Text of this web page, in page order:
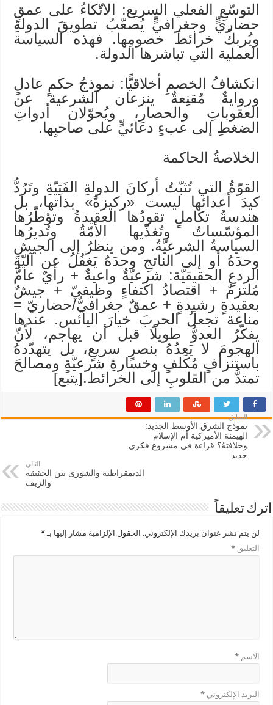
التوسّعِ الفعلي السريع: الاتّكاءُ على عمقٍ
حضاريٍّ وجغرافيٍّ يُصعّبُ تطويقَ الدولةِ
ويُربكُ خرائطَ خصومِها. فهذه السياسة
العملية التي تباشرها الدولة.
انكشافُ الخصمِ أخلاقيًّا: نموذجُ حكمٍ عادلٍ
وروايةٌ مُقنِعةٌ ينزعان الشرعية عن
العقوباتِ والحصارِ، ويُحوّلان أدواتِ
الضغطِ إلى عبءٍ دعائيٍّ على صاحبِها.
الخلاصةُ الحاكمة
القوّةُ التي تُثبّتُ أركانَ الدولةِ الفَتِيّةِ وتَرُدُّ
كيدَ أعدائها ليست «ركيزةً» بذاتها، بل
هندسةُ تكاملٍ تقودُها العقيدةُ وتؤطّرُها
المؤسّساتُ وتُغذّيها الأمّةُ وتُديرُها
السياسةُ الشرعيّةُ. ومن ينظرُ إلى الجيشِ
وحدَهُ أو إلى الناتجِ وحدَهُ يَغفُلُ عن آليّةِ
الردعِ الحقيقيّة: شرعيّةٌ واعيةٌ + رأيٌ عامٌّ
مُلتزمٌ + اقتصادُ اكتفاءٍ وظيفيّ + جيشٌ
بعقيدةٍ رشيدةٍ + عمقٌ جغرافيٌّ/حضاريّ =
مناعة تجعلُ الحربَ خيارَ اليائس. عندها
يفكّرُ العدوُّ طويلًا قبل أن يهاجم، لأنّ
الهجومَ لا يَعِدُهُ بنصرٍ سريعٍ، بل يتهدّدهُ
باستنزافٍ مُكلفٍ وخسارةِ شرعيّةٍ ومصالحَ
تمتدُّ من القلوبِ إلى الخرائط.[يتبع]
السابق
نموذج الشرق الأوسط الجديد:
الهيمنة الأميركية أم الإسلام
وخلافتهُ؟ قراءة في مشروع فكري
جديد
التالي
الديمقراطية والشورى بين الحقيقة
والزيف
اترك تعليقاً
لن يتم نشر عنوان بريدك الإلكتروني. الحقول الإلزامية مشار إليها بـ*
التعليق*
الاسم*
البريد الإلكتروني*